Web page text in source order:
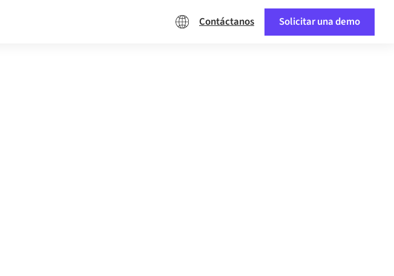
Contáctanos Solicitar una demo